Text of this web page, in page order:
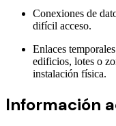
Conexiones de
difícil acceso.
Enlaces
edificios, lotes o
instalación física.
Información